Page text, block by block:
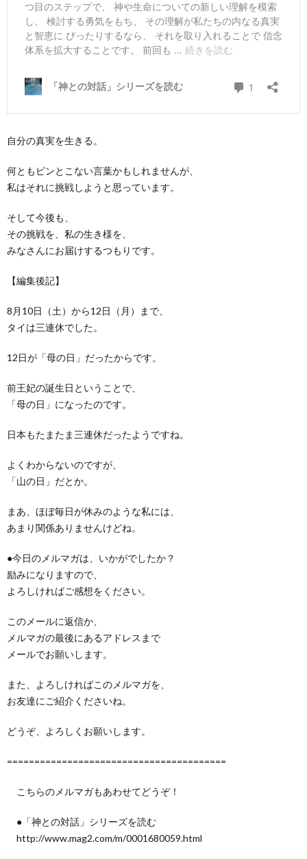
自分の真実を生きる。
何ともピンとこない言葉かもしれませんが、
私はそれに挑戦しようと思っています。
そして今後も、
その挑戦を、私の生き様を、
みなさんにお届けするつもりです。
【編集後記】
8月10日（土）から12日（月）まで、
タイは三連休でした。
12日が「母の日」だったからです。
前王妃の誕生日ということで、
「母の日」になったのです。
日本もたまたま三連休だったようですね。
よくわからないのですが、
「山の日」だとか。
まあ、ほぼ毎日が休みのような私には、
あまり関係ありませんけどね。
●今日のメルマガは、いかがでしたか？
励みになりますので、
よろしければご感想をください。
このメールに返信か、
メルマガの最後にあるアドレスまで
メールでお願いします。
また、よろしければこのメルマガを、
お友達にご紹介くださいね。
どうぞ、よろしくお願いします。
========================================
こちらのメルマガもあわせてどうぞ！
●「神との対話」シリーズを読む
http://www.mag2.com/m/0001680059.html